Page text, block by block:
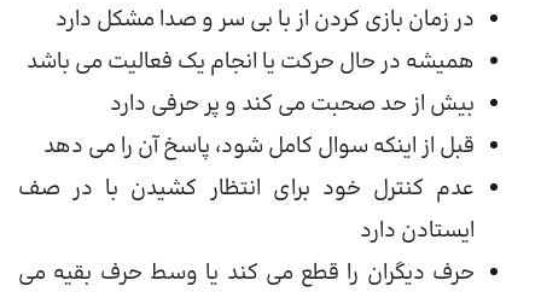
در زمان بازی کردن از با بی سر و صدا مشکل دارد
همیشه در حال حرکت یا انجام یک فعالیت می باشد
بیش از حد صحبت می کند و پر حرفی دارد
قبل از اینکه سوال کامل شود، پاسخ آن را می دهد
عدم کنترل خود برای انتظار کشیدن با در صف
ایستادن دارد
حرف دیگران را قطع می کند یا وسط حرف بقیه می